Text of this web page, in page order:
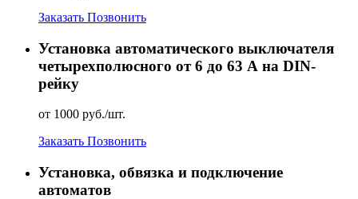
Заказать Позвонить
Установка автоматического выключателя
четырехполюсного от 6 до 63 А на DIN-
рейку
от 1000 руб./шт.
Заказать Позвонить
Установка, обвязка и подключение
автоматов